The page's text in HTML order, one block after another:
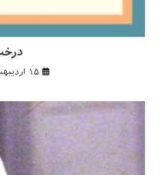
۱۵ اردیبهشت ۱۴۰۵